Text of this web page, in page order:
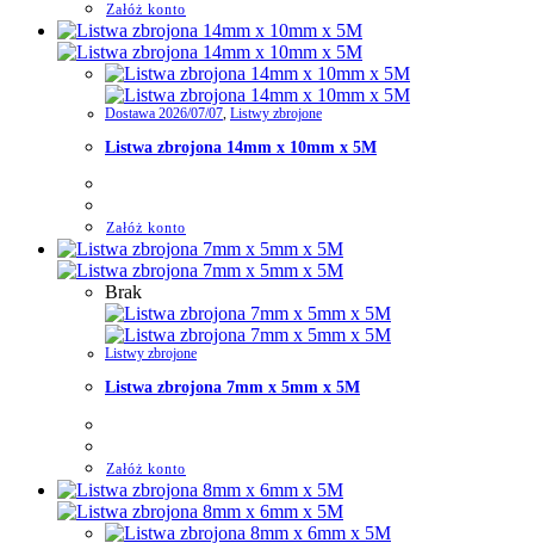
Załóż konto
Dostawa 2026/07/07, Listwy zbrojone
Listwa zbrojona 14mm x 10mm x 5M
Załóż konto
Brak
Listwy zbrojone
Listwa zbrojona 7mm x 5mm x 5M
Załóż konto